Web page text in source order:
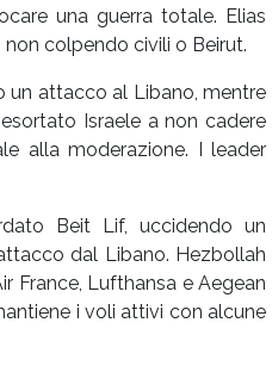
una guerra totale. Elias
colpendo civili o Beirut.
un attacco al Libano, mentre
Israele a non cadere
alla moderazione. I leader
Beit Lif, uccidendo un
dal Libano. Hezbollah
France, Lufthansa e Aegean
i voli attivi con alcune